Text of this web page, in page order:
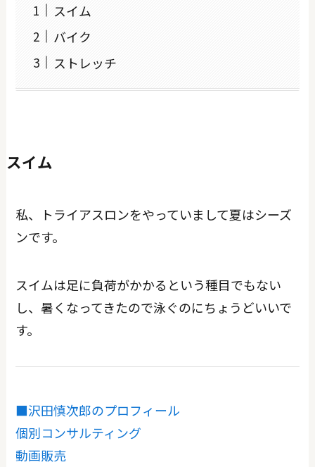
スイム
バイク
ストレッチ
スイム
私、トライアスロンをやっていまして夏はシーズ
ンです。
スイムは足に負荷がかかるという種目でもない
し、暑くなってきたので泳ぐのにちょうどいいで
す。
■沢田慎次郎のプロフィール
個別コンサルティング
動画販売